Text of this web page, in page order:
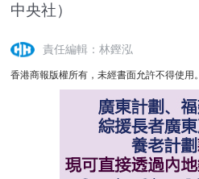
中央社）
責任編輯：林鏗泓
香港商報版權所有，未經書面允許不得使用。